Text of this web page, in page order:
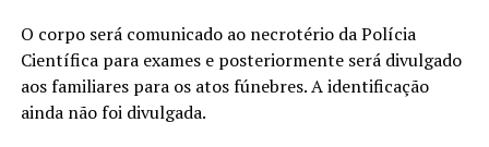
O corpo será comunicado ao necrotério da Polícia
Científica para exames e posteriormente será divulgado
aos familiares para os atos fúnebres. A identificação
ainda não foi divulgada.